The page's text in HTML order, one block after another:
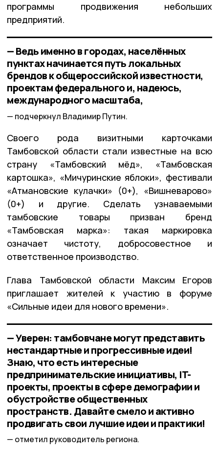
программы продвижения небольших
предприятий.
— Ведь именно в городах, населённых
пунктах начинается путь локальных
брендов к общероссийской известности,
проектам федерального и, надеюсь,
международного масштаба,
подчеркнул Владимир Путин.
Своего рода визитными карточками
Тамбовской области стали известные на всю
страну «Тамбовский мёд», «Тамбовская
картошка», «Мичуринские яблоки», фестивали
«Атмановские кулачки» (0+), «Вишневарово»
(0+) и другие. Сделать узнаваемыми
тамбовские товары призван бренд
«Тамбовская марка»: такая маркировка
означает чистоту, добросовестное и
ответственное производство.
Глава Тамбовской области Максим Егоров
приглашает жителей к участию в форуме
«Сильные идеи для нового времени».
— Уверен: тамбовчане могут представить
нестандартные и прогрессивные идеи!
Знаю, что есть интересные
предпринимательские инициативы, IT-
проекты, проекты в сфере демографии и
обустройстве общественных
пространств. Давайте смело и активно
продвигать свои лучшие идеи и практики!
отметил руководитель региона.